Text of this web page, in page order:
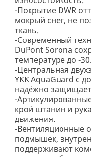
-Покрытие DWR
мокрый снег, не
ткань.
-Современный
DuPont Sorona
температуре до -30.
-Центральная
YKK AquaGuard с
надёжно защищает
-
крой штанин и
движения.
-Вентиляционные
подмышек,
поддерживают